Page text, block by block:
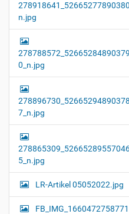
n.jpg
0_n.jpg
7_n.jpg
5_n.jpg
LR-Artikel 05052022.jpg